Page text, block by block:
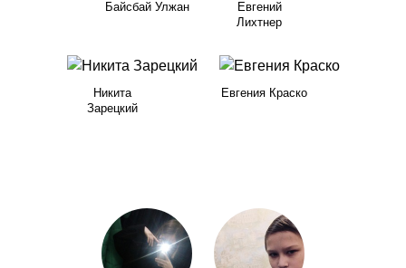
Байсбай Улжан
Евгений
Лихтнер
Никита
Зарецкий
Евгения Краско